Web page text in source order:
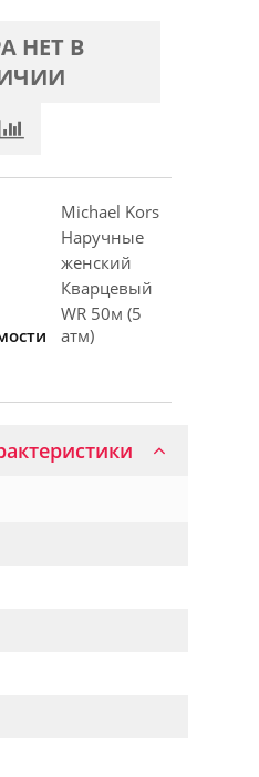
НЕТ В
Michael Kors
Наручные
женский
Кварцевый
WR 50м (5
атм)